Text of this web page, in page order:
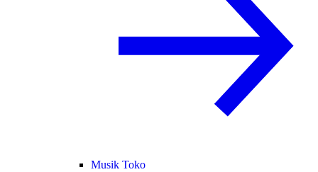
Musik Toko